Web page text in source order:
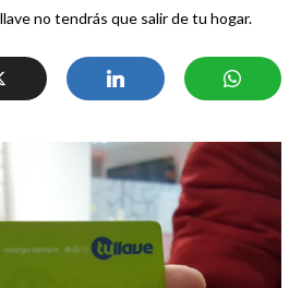
no tendrás que salir de tu hogar.